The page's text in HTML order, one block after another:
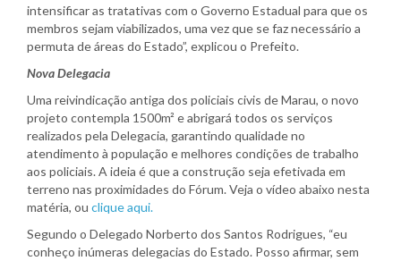
intensificar as tratativas com o Governo Estadual para que os
membros sejam viabilizados, uma vez que se faz necessário a
permuta de áreas do Estado”, explicou o Prefeito.
Nova Delegacia
Uma reivindicação antiga dos policiais civis de Marau, o novo
projeto contempla 1500m² e abrigará todos os serviços
realizados pela Delegacia, garantindo qualidade no
atendimento à população e melhores condições de trabalho
aos policiais. A ideia é que a construção seja efetivada em
terreno nas proximidades do Fórum. Veja o vídeo abaixo nesta
matéria, ou clique aqui.
Segundo o Delegado Norberto dos Santos Rodrigues, “eu
conheço inúmeras delegacias do Estado. Posso afirmar, sem